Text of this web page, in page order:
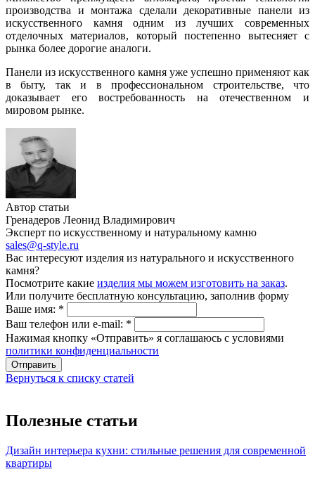
производства и монтажа сделали декоративные панели из
искусственного камня одним из лучших современных
отделочных материалов, который постепенно вытесняет с
рынка более дорогие аналоги.
Панели из искусственного камня уже успешно применяют как
в быту, так и в профессиональном строительстве, что
доказывает его востребованность на отечественном и
мировом рынке.
Автор статьи
Гренадеров Леонид Владимирович
Эксперт по искусственному и натуральному камню
sales@q-style.ru
Вас интересуют изделия из натурального и искусственного
камня?
Посмотрите какие изделия мы можем изготовить на заказ.
Или получите бесплатную консультацию, заполнив форму
Ваше имя: *
Ваш телефон или e-mail: *
Нажимая кнопку «Отправить» я соглашаюсь с условиями
политики конфиденциальности
Отправить
Вернуться к списку статей
Полезные статьи
Дизайн интерьера кухни: стильные решения для современной
квартиры